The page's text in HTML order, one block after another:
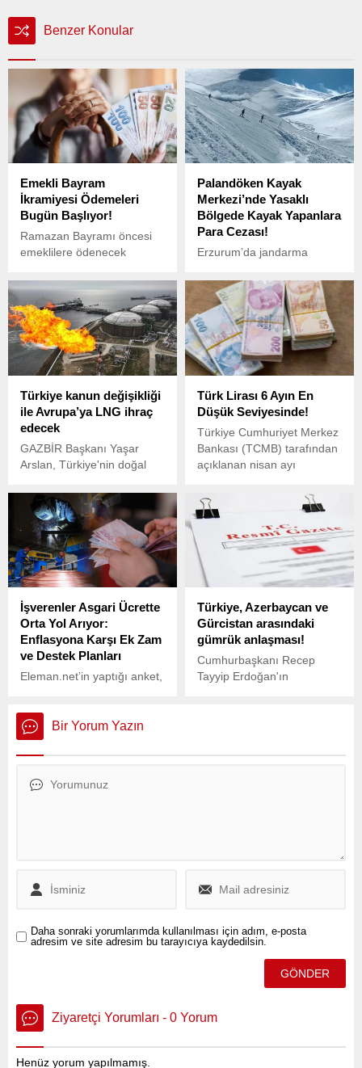
Benzer Konular
Emekli Bayram
İkramiyesi Ödemeleri
Bugün Başlıyor!
Ramazan Bayramı öncesi
emeklilere ödenecek
ödemelerinin tarihi netleşti.
Sosyal Güvenlik Kurumu
(SGK), ödemelerin bugün
itibarıyla başladığını
duyurdu.
Palandöken Kayak
Merkezi’nde Yasaklı
Bölgede Kayak Yapanlara
Para Cezası!
Erzurum’da jandarma
Merkezi’nde yasaklı
bölgede kayak yapan 14
kişiye idari para cezası
uyguladı.
Türkiye kanun değişikliği
ile Avrupa’ya LNG ihraç
edecek
GAZBİR Başkanı Yaşar
Arslan, Türkiye'nin doğal
tam merkezinde yer aldığını
belirterek, Kanun değişikliği
ile Türkiye'nin ithal ettiği
doğal gazı veya keşifler
sonucu üretilen yerli gazı
sıvılaştırarak ülkelere ihraç
Türk Lirası 6 Ayın En
Düşük Seviyesinde!
Türkiye Cumhuriyet Merkez
Bankası (TCMB) tarafından
açıklanan nisan ayı
Reel Efektif Döviz Kuru
(REK) endeksi 1,55 puanlık
düşüşle 72,12 seviyesine
gerileyerek son 6 ayın en
düşük seviyesini gördü.
İşverenler Asgari Ücrette
Orta Yol Arıyor:
Enflasyona Karşı Ek Zam
ve Destek Planları
Eleman.net’in yaptığı anket,
yapmayı düşündüklerini
ortaya koydu.
Türkiye, Azerbaycan ve
Gürcistan arasındaki
gümrük anlaşması!
Cumhurbaşkanı Recep
Tayyip Erdoğan'ın
Kolaylaştırılmasına Yönelik
Bir Yorum Yazın
Daha sonraki yorumlarımda kullanılması için adım, e-posta
adresim ve site adresim bu tarayıcıya kaydedilsin.
Ziyaretçi Yorumları - 0 Yorum
Henüz yorum yapılmamış.